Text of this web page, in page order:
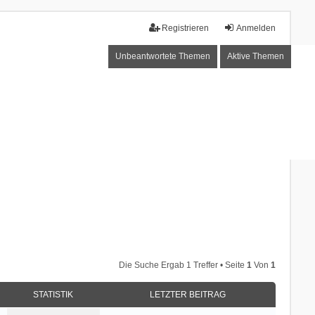
Anmelden
Registrieren
Unbeantwortete Themen Aktive Themen
Die Suche Ergab 1 Treffer • Seite1 Von1
STATISTIK LETZTER BEITRAG